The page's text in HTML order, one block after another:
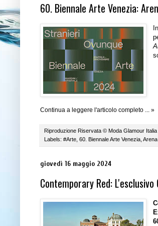
60. Biennale Arte Venezia:
Continua a leggere l'articolo completo ... »
Riproduzione Riservata © Moda Glamour Italia
Labels: #Arte 60. Biennale Arte Venezia
giovedì 16 maggio 2024
Contemporary Red: